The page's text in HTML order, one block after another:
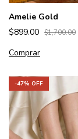
Amelie Gold
$899.00 $1,700.00
Comprar
-47% OFF